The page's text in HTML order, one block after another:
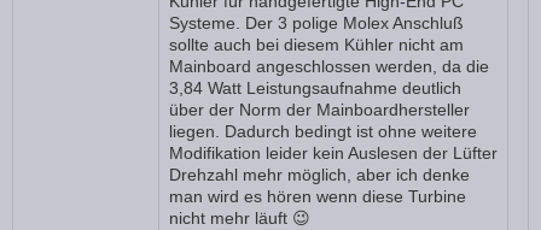
Systeme. Der 3 polige Molex Anschluß
sollte auch bei diesem Kühler nicht am
Mainboard angeschlossen werden, da die
3,84 Watt Leistungsaufnahme deutlich
über der Norm der Mainboardhersteller
liegen. Dadurch bedingt ist ohne weitere
Modifikation leider kein Auslesen der Lüfter
Drehzahl mehr möglich, aber ich denke
man wird es hören wenn diese Turbine
nicht mehr läuft 😉